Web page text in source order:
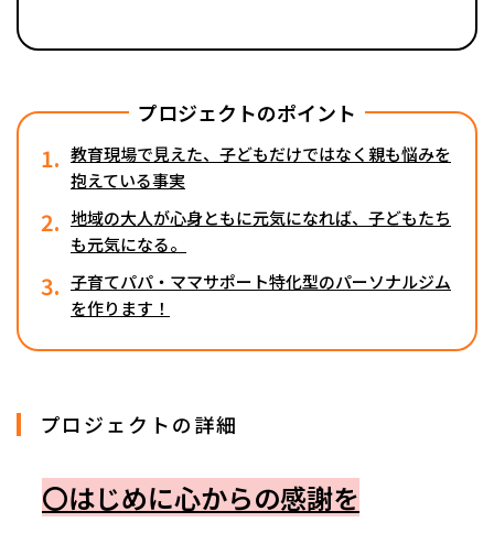
プロジェクトのポイント
1. 教育現場で見えた、子どもだけではなく親も悩みを
抱えている事実
2. 地域の大人が心身ともに元気になれば、子どもたち
も元気になる。
3. 子育てパパ・ママサポート特化型のパーソナルジム
を作ります！
プロジェクトの詳細
〇はじめに心からの感謝を